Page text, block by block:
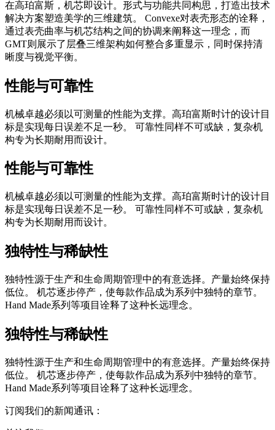
在高珀富斯，机芯即设计。形式与功能共同构思，打造出技术
解决方案塑造美学的三维建筑。 Convexe对表壳形态的诠释，
通过表壳曲率与机芯结构之间的协调来阐释这一理念，而
GMT则展示了层叠三维架构如何整合多重显示，同时保持清
晰度与视觉平衡。
性能与可靠性
机械卓越必须以可测量的性能为支撑。高珀富斯时计的设计目
标是实现每日误差不足一秒。 可靠性同样不可或缺，复杂机
构专为长期耐用而设计。
性能与可靠性
机械卓越必须以可测量的性能为支撑。高珀富斯时计的设计目
标是实现每日误差不足一秒。 可靠性同样不可或缺，复杂机
构专为长期耐用而设计。
独特性与稀缺性
独特性源于生产和生命周期管理中的有意选择。产量始终保持
低位。 机芯逐步停产，使每款作品成为系列中独特的章节。
Hand Made系列等项目诠释了这种长远理念。
独特性与稀缺性
独特性源于生产和生命周期管理中的有意选择。产量始终保持
低位。 机芯逐步停产，使每款作品成为系列中独特的章节。
Hand Made系列等项目诠释了这种长远理念。
订阅我们的新闻通讯：